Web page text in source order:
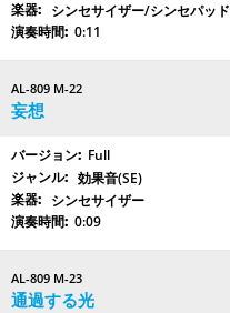
シンセサイザー/シンセパッド
0:11
AL-809 M-22
妄想
Full
効果音(SE)
シンセサイザー
0:09
AL-809 M-23
通過する光